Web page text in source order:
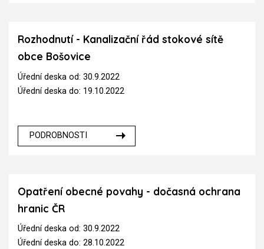
Rozhodnutí - Kanalizační řád stokové sítě
obce Bošovice
Úřední deska od: 30.9.2022
Úřední deska do: 19.10.2022
PODROBNOSTI
Opatření obecné povahy - dočasná ochrana
hranic ČR
Úřední deska od: 30.9.2022
Úřední deska do: 28.10.2022